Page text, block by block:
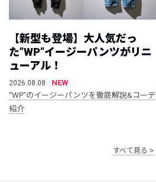
【新型も登場】大人気だっ
た”WP”イージーパンツがリニ
ューアル！
2026.08.08
NEW
“WP”のイージーパンツを徹底解説&コーデ
紹介
すべて見る